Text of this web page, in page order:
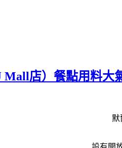
Mall店）餐點用料大
默